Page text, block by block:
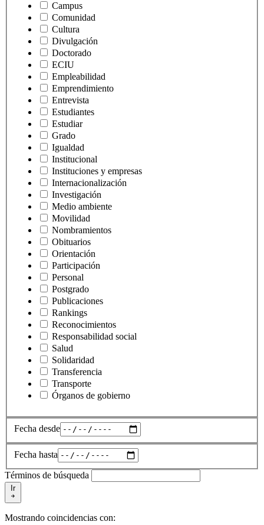
Campus
Comunidad
Cultura
Divulgación
Doctorado
ECIU
Empleabilidad
Emprendimiento
Entrevista
Estudiantes
Estudiar
Grado
Igualdad
Institucional
Instituciones y empresas
Internacionalización
Investigación
Medio ambiente
Movilidad
Nombramientos
Obituarios
Orientación
Participación
Personal
Postgrado
Publicaciones
Rankings
Reconocimientos
Responsabilidad social
Salud
Solidaridad
Transferencia
Transporte
Órganos de gobierno
Fecha desde
Fecha hasta
Términos de búsqueda
Ir
Mostrando coincidencias con: